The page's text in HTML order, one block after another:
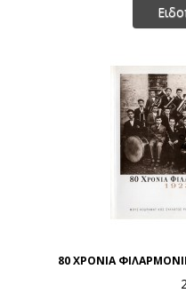
80 ΧΡΟΝΙΑ